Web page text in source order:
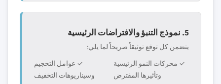
5. نموذج التنبؤ والافتراضات الرئيسية
يتضمن كل توقع توثيقاً صريحاً لما يلي:
✓ محركات النمو الرئيسية
وتأثيرها المفترض
✓ عوامل التحجيم
وسيناريوهات التخفيف